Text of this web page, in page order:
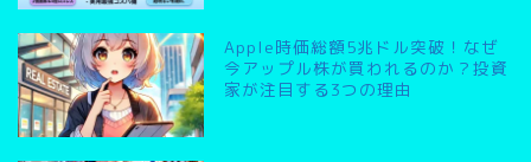
Apple時価総額5兆ドル突破！なぜ
今アップル株が買われるのか？投資
家が注目する3つの理由